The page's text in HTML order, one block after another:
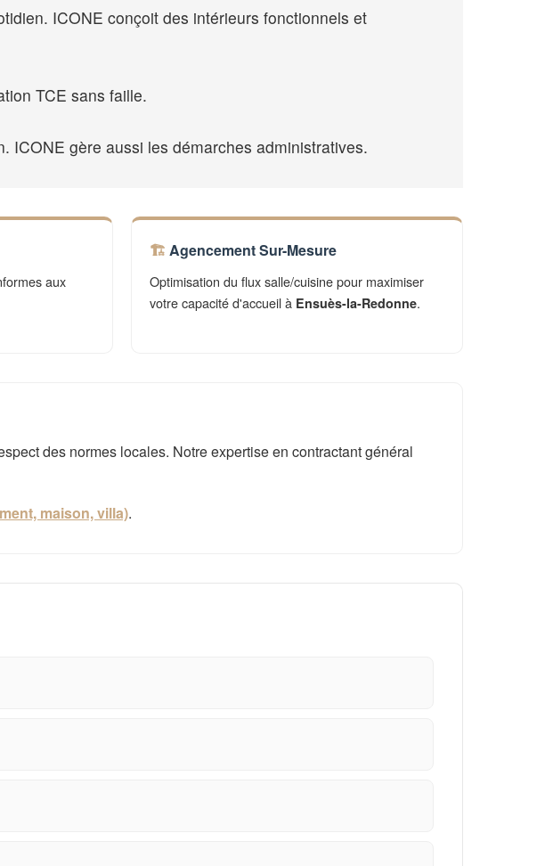
ICONE conçoit des intérieurs fonctionnels et
TCE sans faille.
ICONE gère aussi les démarches administratives.
aux
Agencement Sur-Mesure
Optimisation du flux salle/cuisine pour maximiser
votre capacité d'accueil à Ensuès-la-Redonne.
des normes locales. Notre expertise en contractant général
maison, villa).